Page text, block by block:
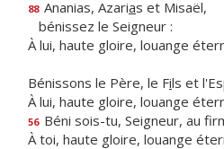
88 Ananias, Azarias et Misaël,
bénissez le Seigneur :
À lui, haute gloire, louange
Bénissons le Père, le Fils et
À lui, haute gloire, louange
56 Béni sois-tu, Seigneur, au
À toi, haute gloire, louange